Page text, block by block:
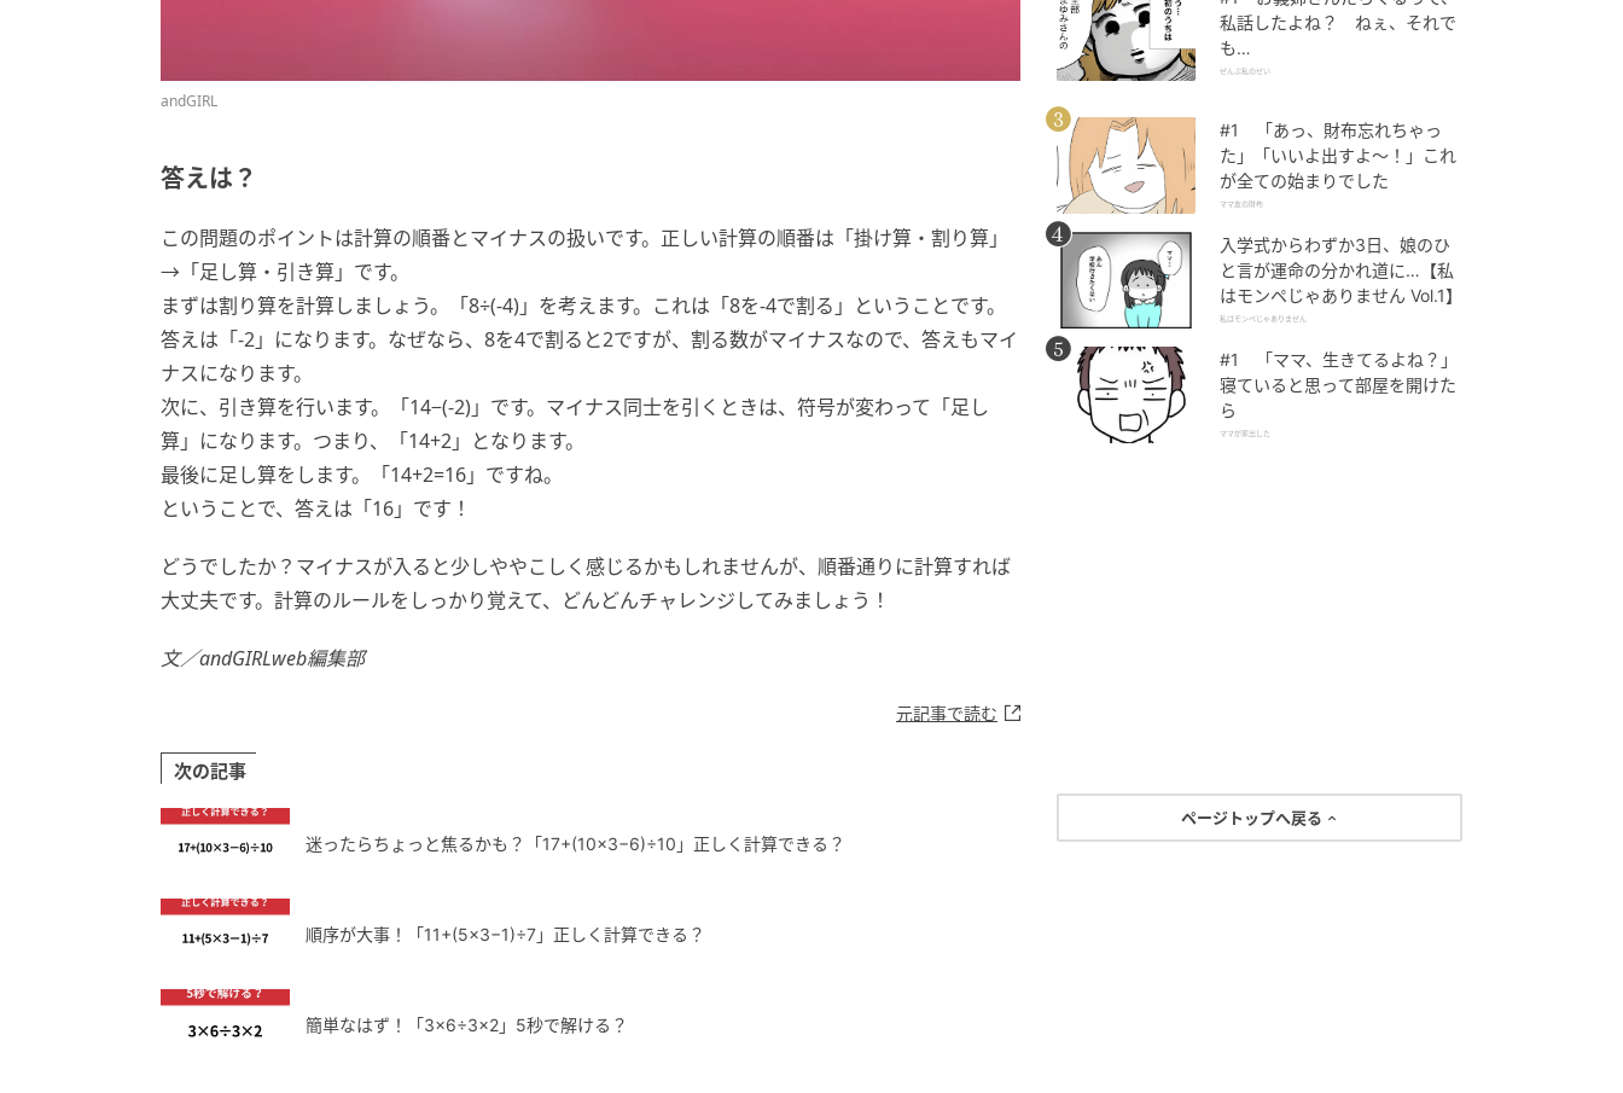
andGIRL
答えは？
この問題のポイントは計算の順番とマイナスの扱いです。正しい計算の順番は「掛け算・割り算」
→「足し算・引き算」です。
まずは割り算を計算しましょう。「8÷(-4)」を考えます。これは「8を-4で割る」ということです。
答えは「-2」になります。なぜなら、8を4で割ると2ですが、割る数がマイナスなので、答えもマイ
ナスになります。
次に、引き算を行います。「14−(-2)」です。マイナス同士を引くときは、符号が変わって「足し
算」になります。つまり、「14+2」となります。
最後に足し算をします。「14+2=16」ですね。
ということで、答えは「16」です！
どうでしたか？マイナスが入ると少しややこしく感じるかもしれませんが、順番通りに計算すれば
大丈夫です。計算のルールをしっかり覚えて、どんどんチャレンジしてみましょう！
文／andGIRLweb編集部
元記事で読む
次の記事
迷ったらちょっと焦るかも？「17+(10×3−6)÷10」正しく計算できる？
順序が大事！「11+(5×3−1)÷7」正しく計算できる？
簡単なはず！「3×6÷3×2」5秒で解ける？
私話したよね？ ねぇ、それで
も…
ぜんぶ私のせい
#1 「あっ、財布忘れちゃっ
た」「いいよ出すよ〜！」これ
が全ての始まりでした
ママ友の財布
入学式からわずか3日、娘のひ
と言が運命の分かれ道に…【私
はモンペじゃありません Vol.1】
私はモンペじゃありません
#1 「ママ、生きてるよね？」
寝ていると思って部屋を開けた
ら
ママが家出した
ページトップへ戻る